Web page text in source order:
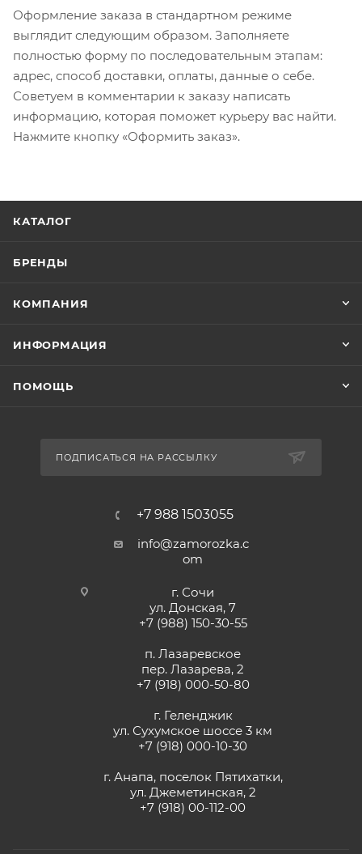
Оформление заказа в стандартном режиме
выглядит следующим образом. Заполняете
полностью форму по последовательным этапам:
адрес, способ доставки, оплаты, данные о себе.
Советуем в комментарии к заказу написать
информацию, которая поможет курьеру вас найти.
Нажмите кнопку «Оформить заказ».
КАТАЛОГ
БРЕНДЫ
КОМПАНИЯ
ИНФОРМАЦИЯ
ПОМОЩЬ
ПОДПИСАТЬСЯ НА РАССЫЛКУ
+7 988 1503055
info@zamorozka.c
om
г. Сочи
ул. Донская, 7
+7 (988) 150-30-55
п. Лазаревское
пер. Лазарева, 2
+7 (918) 000-50-80
г. Геленджик
ул. Сухумское шоссе 3 км
+7 (918) 000-10-30
г. Анапа, поселок Пятихатки,
ул. Джеметинская, 2
+7 (918) 00-112-00